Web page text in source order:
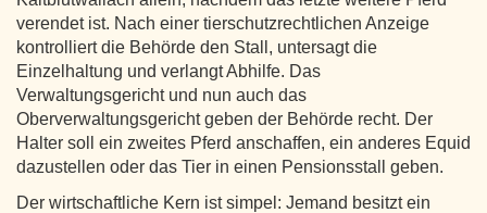
verendet ist. Nach einer tierschutzrechtlichen Anzeige
kontrolliert die Behörde den Stall, untersagt die
Einzelhaltung und verlangt Abhilfe. Das
Verwaltungsgericht und nun auch das
Oberverwaltungsgericht geben der Behörde recht. Der
Halter soll ein zweites Pferd anschaffen, ein anderes Equid
dazustellen oder das Tier in einen Pensionsstall geben.
Der wirtschaftliche Kern ist simpel: Jemand besitzt ein